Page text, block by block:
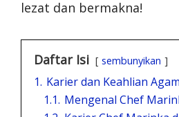
lezat dan bermakna!
Daftar Isi sembunyikan
1. Karier dan Keahlian
1.1. Mengenal Chef